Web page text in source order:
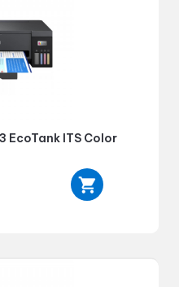
EcoTank ITS Color